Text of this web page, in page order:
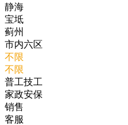
静海
宝坻
蓟州
市内六区
不限
不限
普工技工
家政安保
销售
客服